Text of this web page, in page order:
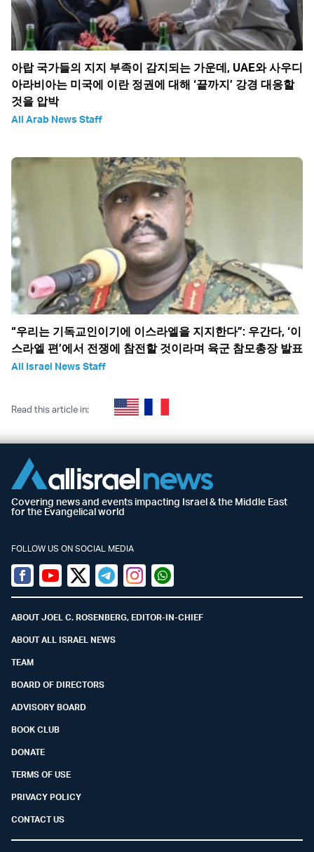
아랍 국가들의 지지 부족이 감지되는 가운데, UAE와 사우디
아라비아는 미국에 이란 정권에 대해 ‘끝까지’ 강경 대응할
것을 압박
All Arab News Staff
“우리는 기독교인이기에 이스라엘을 지지한다”: 우간다, ‘이
스라엘 편’에서 전쟁에 참전할 것이라며 육군 참모총장 발표
All Israel News Staff
Read this article in:
Covering news and events impacting Israel & the Middle East
for the Evangelical world
FOLLOW US ON SOCIAL MEDIA
Facebook
YoutubeTwitter (X)
TelegramInstagramWhatsapp
ABOUT JOEL C. ROSENBERG, EDITOR-IN-CHIEF
ABOUT ALL ISRAEL NEWS
TEAM
BOARD OF DIRECTORS
ADVISORY BOARD
BOOK CLUB
DONATE
TERMS OF USE
PRIVACY POLICY
CONTACT US